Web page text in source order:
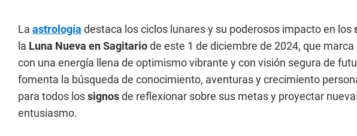
La astrología destaca los ciclos lunares y su poderosos impacto en los
la Luna Nueva en Sagitariode este 1 de diciembre de 2024, que
con una energía llena de optimismo vibrante y con visión segura de
fomenta la búsqueda de conocimiento, aventuras y crecimiento
para todos lossignosde reflexionar sobre sus metas y proyectar
entusiasmo.